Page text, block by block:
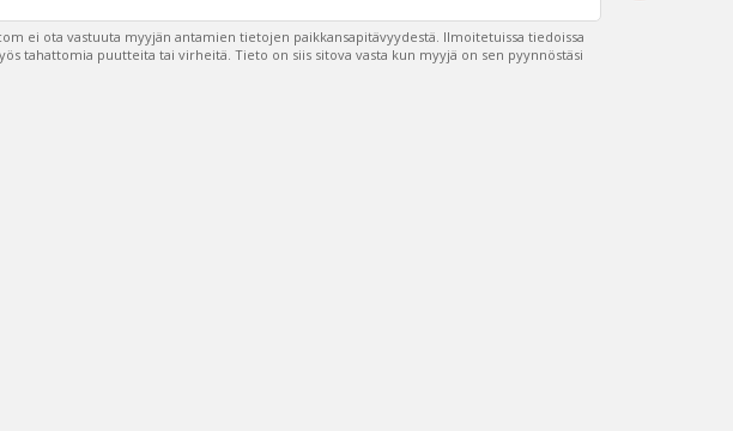
ei ota vastuuta myyjän antamien tietojen paikkansapitävyydestä. Ilmoitetuissa tiedoissa
tahattomia puutteita tai virheitä. Tieto on siis sitova vasta kun myyjä on sen pyynnöstäsi